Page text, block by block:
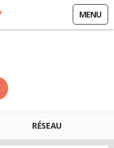
MENU
RÉSEAU